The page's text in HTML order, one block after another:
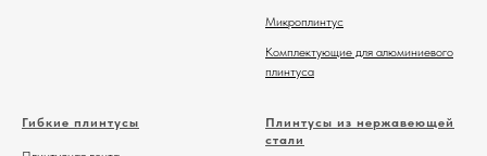
Микроплинтус
Комплектующие для алюминиевого
плинтуса
Гибкие плинтусы
Плинтусы из нержавеющей
стали